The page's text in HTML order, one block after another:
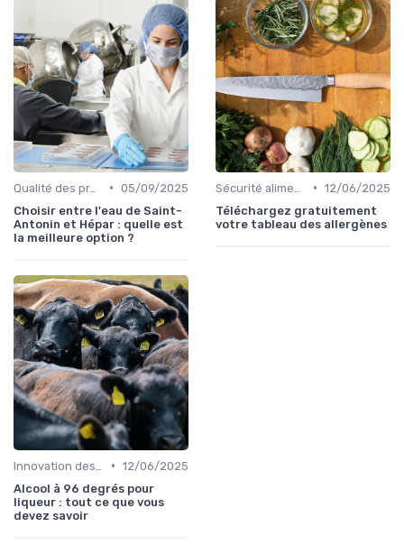
• 05/09/2025
Choisir entre l'eau de Saint-
Antonin et Hépar : quelle est
la meilleure option ?
• 12/06/2025
Téléchargez gratuitement
votre tableau des allergènes
• 12/06/2025
Alcool à 96 degrés pour
liqueur : tout ce que vous
devez savoir